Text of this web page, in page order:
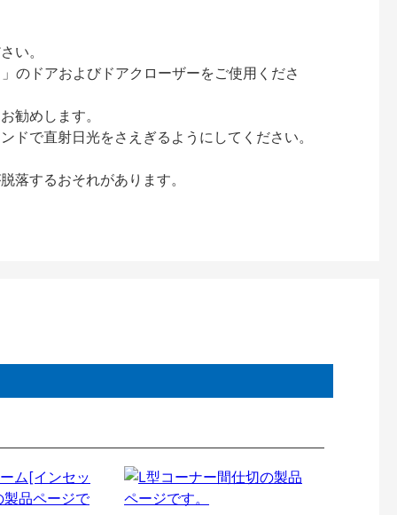
い。
のドアおよびドアクローザーをご使用くださ
勧めします。
で直射日光をさえぎるようにしてください。
するおそれがあります。